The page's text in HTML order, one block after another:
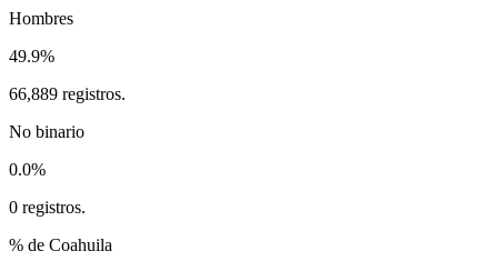
Hombres
49.9%
66,889 registros.
No binario
0.0%
0 registros.
% de Coahuila